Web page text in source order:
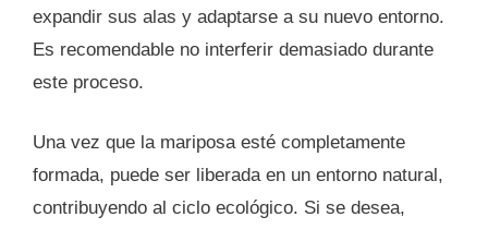
expandir sus alas y adaptarse a su nuevo entorno.
Es recomendable no interferir demasiado durante
este proceso.
Una vez que la mariposa esté completamente
formada, puede ser liberada en un entorno natural,
contribuyendo al ciclo ecológico. Si se desea,